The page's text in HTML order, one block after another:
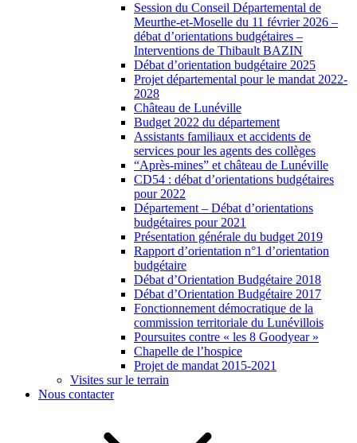
Session du Conseil Départemental de
Meurthe-et-Moselle du 11 février 2026 –
débat d’orientations budgétaires –
Interventions de Thibault BAZIN
Débat d’orientation budgétaire 2025
Projet départemental pour le mandat 2022-
2028
Château de Lunéville
Budget 2022 du département
Assistants familiaux et accidents de
services pour les agents des collèges
“Après-mines” et château de Lunéville
CD54 : débat d’orientations budgétaires
pour 2022
Département – Débat d’orientations
budgétaires pour 2021
Présentation générale du budget 2019
Rapport d’orientation n°1 d’orientation
budgétaire
Débat d’Orientation Budgétaire 2018
Débat d’Orientation Budgétaire 2017
Fonctionnement démocratique de la
commission territoriale du Lunévillois
Poursuites contre « les 8 Goodyear »
Chapelle de l’hospice
Projet de mandat 2015-2021
Visites sur le terrain
Nous contacter